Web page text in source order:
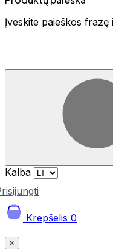
Įveskite paieškos
Kalba
Krepšelis 0
×